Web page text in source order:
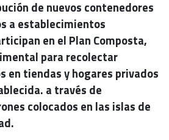
de nuevos contenedores
a establecimientos
en el Plan Composta,
para recolectar
en tiendas y hogares privados
a través de
colocados en las islas de